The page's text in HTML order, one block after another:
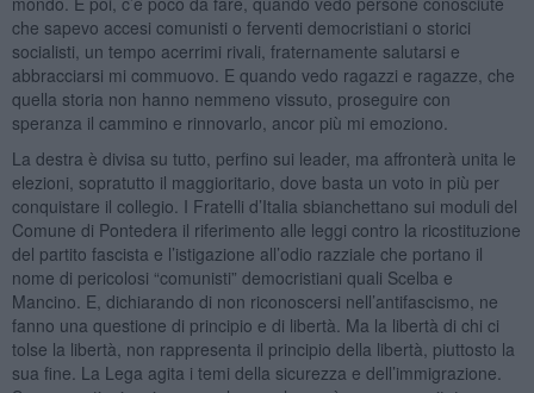
che sapevo accesi comunisti o ferventi democristiani o storici
socialisti, un tempo acerrimi rivali, fraternamente salutarsi e
abbracciarsi mi commuovo. E quando vedo ragazzi e ragazze, che
quella storia non hanno nemmeno vissuto, proseguire con
speranza il cammino e rinnovarlo, ancor più mi emoziono.
La destra è divisa su tutto, perfino sui leader, ma affronterà unita le
elezioni, sopratutto il maggioritario, dove basta un voto in più per
conquistare il collegio. I Fratelli d’Italia sbianchettano sui moduli del
Comune di Pontedera il riferimento alle leggi contro la ricostituzione
del partito fascista e l’istigazione all’odio razziale che portano il
nome di pericolosi “comunisti” democristiani quali Scelba e
Mancino. E, dichiarando di non riconoscersi nell’antifascismo, ne
fanno una questione di principio e di libertà. Ma la libertà di chi ci
tolse la libertà, non rappresenta il principio della libertà, piuttosto la
sua fine. La Lega agita i temi della sicurezza e dell’immigrazione.